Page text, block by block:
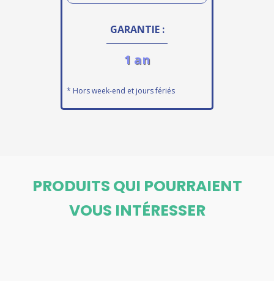
GARANTIE :
1 an
* Hors week-end et jours fériés
PRODUITS QUI POURRAIENT
VOUS INTÉRESSER